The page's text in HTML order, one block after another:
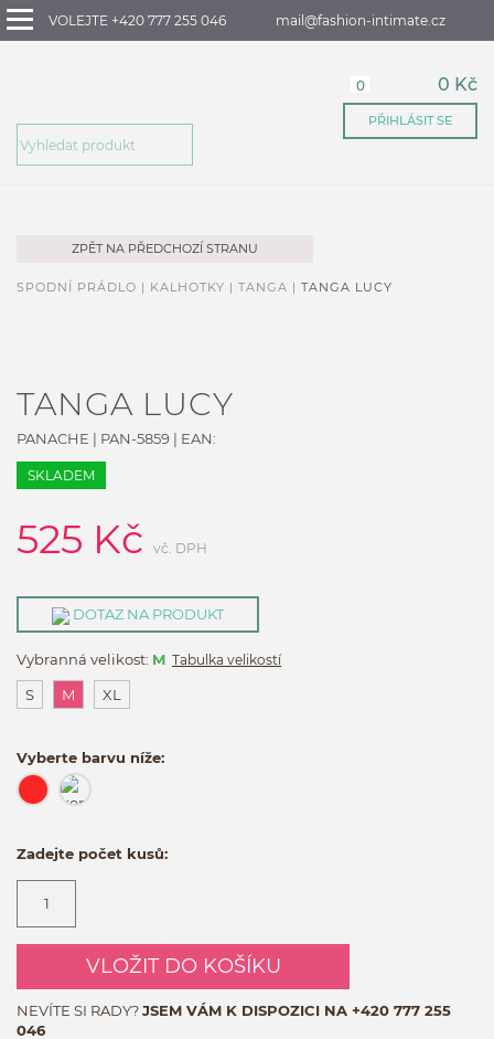
VOLEJTE +420 777 255 046 mail@fashion-intimate.cz
0 0 Kč
PŘIHLÁSIT SE
ZPĚT NA PŘEDCHOZÍ STRANU
SPODNÍ PRÁDLO | KALHOTKY | TANGA | TANGA LUCY
TANGA LUCY
PANACHE | PAN-5859 | EAN:
SKLADEM
525 Kč vč. DPH
DOTAZ NA PRODUKT
Vybranná velikost: M Tabulka velikostí
S M XL
Vyberte barvu níže:
Zadejte počet kusů:
VLOŽIT DO KOŠÍKU
NEVÍTE SI RADY?JSEM VÁM K DISPOZICI NA +420 777 255
046